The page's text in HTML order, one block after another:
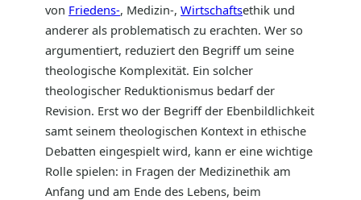
von Friedens-, Medizin-, Wirtschaftsethik und
anderer als problematisch zu erachten. Wer so
argumentiert, reduziert den Begriff um seine
theologische Komplexität. Ein solcher
theologischer Reduktionismus bedarf der
Revision. Erst wo der Begriff der Ebenbildlichkeit
samt seinem theologischen Kontext in ethische
Debatten eingespielt wird, kann er eine wichtige
Rolle spielen: in Fragen der Medizinethik am
Anfang und am Ende des Lebens, beim